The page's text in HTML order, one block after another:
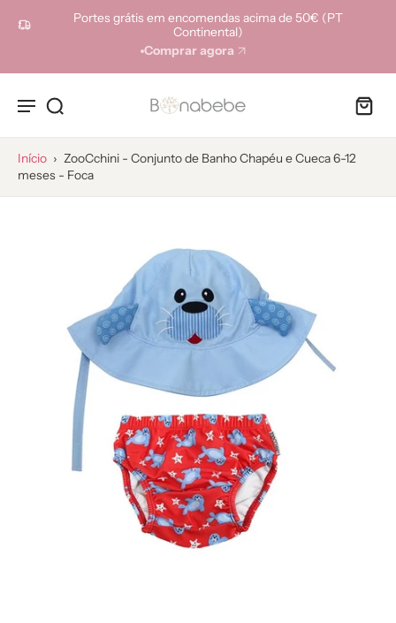
Portes grátis em encomendas acima de 50€ (PT
Continental)
Comprar agora
Início › ZooCchini - Conjunto de Banho Chapéu e Cueca 6-12
meses - Foca